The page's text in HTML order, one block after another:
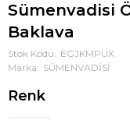
Sümenvadisi
Baklava
Stok Kodu
EGJKMPUX
Marka
SÜMENVADİSİ
Renk